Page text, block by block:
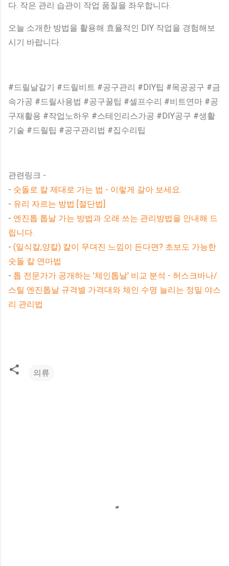
다. 작은 관리 습관이 작업 품질을 좌우합니다.
오늘 소개한 방법을 활용해 효율적인 DIY 작업을 경험해보
시기 바랍니다.
#드릴날갈기 #드릴비트 #공구관리 #DIY팁 #목공공구 #금
속가공 #드릴사용법 #공구꿀팁 #셀프수리 #비트연마 #공
구재활용 #작업노하우 #스테인리스가공 #DIY공구 #생활
기술 #드릴팁 #공구관리법 #집수리팁
관련링크 -
- 숫돌로 칼 제대로 가는 법 - 이렇게 갈아 보세요.
- 유리 자르는 방법 [절단법]
- 엔진톱 톱날 가는 방법과 오래 쓰는 관리방법을 안내해 드
립니다.
- (일식칼,양칼) 칼이 무뎌진 느낌이 든다면? 초보도 가능한
숫돌 칼 연마법
- 톱 전문가가 공개하는 '체인톱날' 비교 분석 - 허스크바나/
스틸 엔진톱날 규격별 가격대와 체인 수명 늘리는 정밀 야스
리 관리법
의류